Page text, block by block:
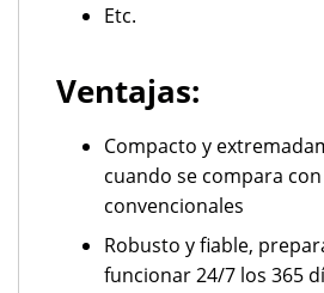
Etc.
Ventajas:
Compacto y
cuando se compara
convencionales
Robusto y fiable,
funcionar 24/7 los 365